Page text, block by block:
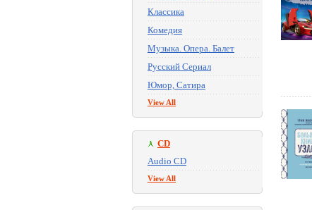
Классика
Комедия
Музыка. Опера. Балет
Русский Сериал
Юмор, Сатира
View All
CD
Audio CD
View All